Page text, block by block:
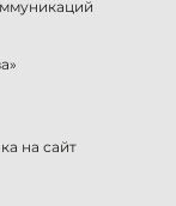
на сайт